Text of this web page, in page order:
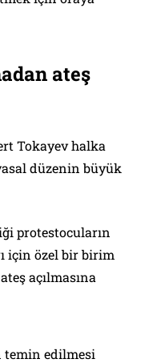
ateş
Tokayev halka
düzenin büyük
protestocuların
için özel bir birim
açılmasına
temin edilmesi